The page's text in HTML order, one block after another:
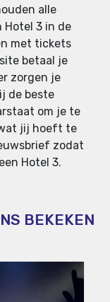
alle
Hotel 3 in de
met tickets
betaal je
zorgen je
de beste
om je te
jij hoeft te
zodat
Hotel 3.
BEKEKEN